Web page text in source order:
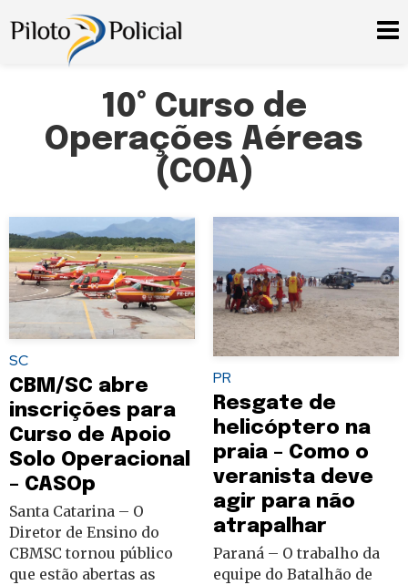
10° Curso de
Operações Aéreas
(COA)
SC
CBM/SC abre
inscrições para
Curso de Apoio
Solo Operacional
– CASOp
Santa Catarina – O
Diretor de Ensino do
CBMSC tornou público
que estão abertas as
PR
Resgate de
helicóptero na
praia – Como o
veranista deve
agir para não
atrapalhar
Paraná – O trabalho da
equipe do Batalhão de